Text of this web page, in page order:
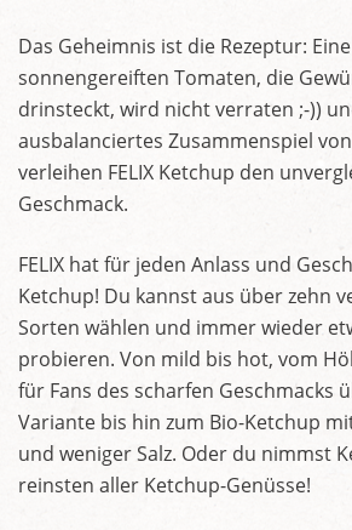
Das Geheimnis ist die Rezeptur:
sonnengereiften Tomaten, die
drinsteckt, wird nicht verraten ;-))
ausbalanciertes Zusammenspiel
verleihen FELIX Ketchup den
Geschmack.
FELIX hat für jeden Anlass und
Ketchup! Du kannst aus über zehn
Sorten wählen und immer wieder
probieren. Von mild bis hot, vom
für Fans des scharfen Geschmacks
Variante bis hin zum Bio-Ketchup
und weniger Salz. Oder du nimmst
reinsten aller Ketchup-Genüsse!